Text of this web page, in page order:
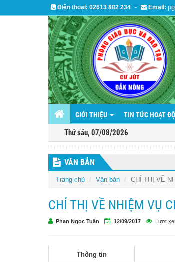
Điện thoại: 02613 882 234 - Email:
GIỚI THIỆU TIN TỨC HOẠT
Thứ sáu, 07/08/2026
VĂN BẢN
Trang chủ Văn bản CHỈ THỊ VỀ
CHỈ THỊ VỀ NHIỆM VỤ
Phan Ngọc Tuấn 12/09/2017 Lượt
Thông tin